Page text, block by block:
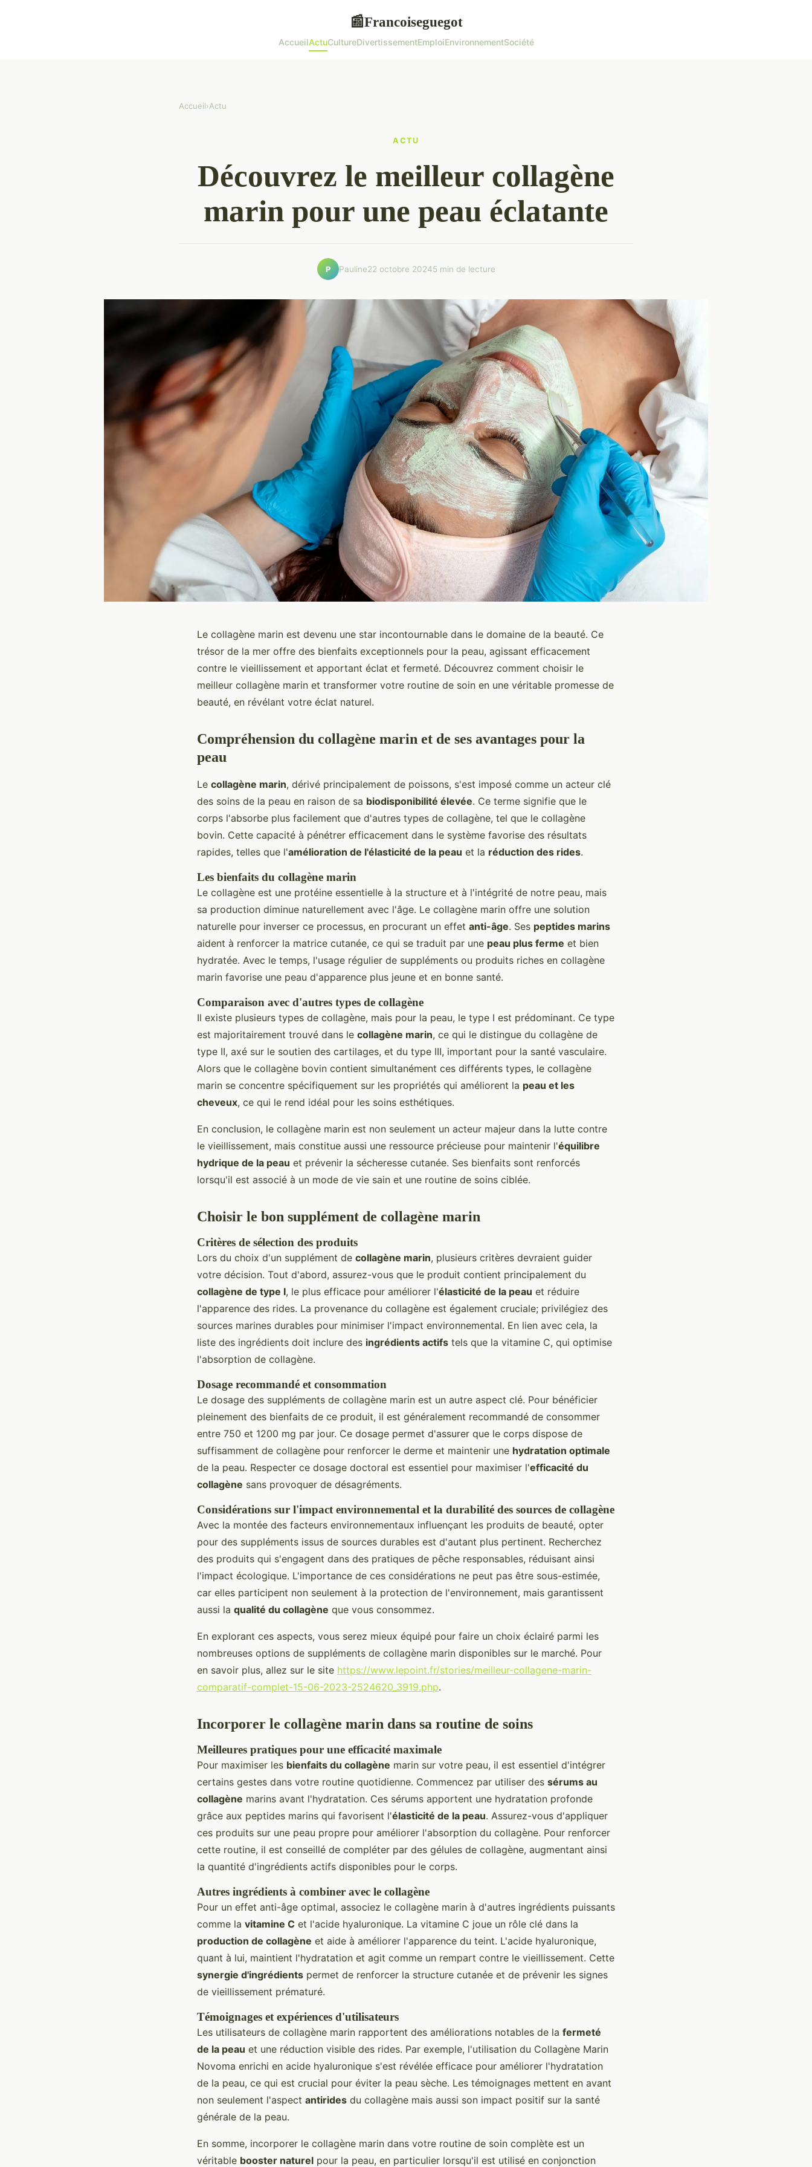
📰Francoiseguegot
AccueilActuCultureDivertissementEmploiEnvironnementSociété
Accueil›Actu
ACTU
Découvrez le meilleur collagène
marin pour une peau éclatante
P Pauline22 octobre 20245 min de lecture
Le collagène marin est devenu une star incontournable dans le domaine de la beauté. Ce
trésor de la mer offre des bienfaits exceptionnels pour la peau, agissant efficacement
contre le vieillissement et apportant éclat et fermeté. Découvrez comment choisir le
meilleur collagène marin et transformer votre routine de soin en une véritable promesse de
beauté, en révélant votre éclat naturel.
Compréhension du collagène marin et de ses avantages pour la
peau
Le collagène marin, dérivé principalement de poissons, s'est imposé comme un acteur clé
des soins de la peau en raison de sa biodisponibilité élevée. Ce terme signifie que le
corps l'absorbe plus facilement que d'autres types de collagène, tel que le collagène
bovin. Cette capacité à pénétrer efficacement dans le système favorise des résultats
rapides, telles que l'amélioration de l'élasticité de la peau et la réduction des rides.
Les bienfaits du collagène marin
Le collagène est une protéine essentielle à la structure et à l'intégrité de notre peau, mais
sa production diminue naturellement avec l'âge. Le collagène marin offre une solution
naturelle pour inverser ce processus, en procurant un effet anti-âge. Ses peptides marins
aident à renforcer la matrice cutanée, ce qui se traduit par une peau plus ferme et bien
hydratée. Avec le temps, l'usage régulier de suppléments ou produits riches en collagène
marin favorise une peau d'apparence plus jeune et en bonne santé.
Comparaison avec d'autres types de collagène
Il existe plusieurs types de collagène, mais pour la peau, le type I est prédominant. Ce type
est majoritairement trouvé dans le collagène marin, ce qui le distingue du collagène de
type II, axé sur le soutien des cartilages, et du type III, important pour la santé vasculaire.
Alors que le collagène bovin contient simultanément ces différents types, le collagène
marin se concentre spécifiquement sur les propriétés qui améliorent la peau et les
cheveux, ce qui le rend idéal pour les soins esthétiques.
En conclusion, le collagène marin est non seulement un acteur majeur dans la lutte contre
le vieillissement, mais constitue aussi une ressource précieuse pour maintenir l'équilibre
hydrique de la peau et prévenir la sécheresse cutanée. Ses bienfaits sont renforcés
lorsqu'il est associé à un mode de vie sain et une routine de soins ciblée.
Choisir le bon supplément de collagène marin
Critères de sélection des produits
Lors du choix d'un supplément de collagène marin, plusieurs critères devraient guider
votre décision. Tout d'abord, assurez-vous que le produit contient principalement du
collagène de type I, le plus efficace pour améliorer l'élasticité de la peau et réduire
l'apparence des rides. La provenance du collagène est également cruciale; privilégiez des
sources marines durables pour minimiser l'impact environnemental. En lien avec cela, la
liste des ingrédients doit inclure des ingrédients actifs tels que la vitamine C, qui optimise
l'absorption de collagène.
Dosage recommandé et consommation
Le dosage des suppléments de collagène marin est un autre aspect clé. Pour bénéficier
pleinement des bienfaits de ce produit, il est généralement recommandé de consommer
entre 750 et 1200 mg par jour. Ce dosage permet d'assurer que le corps dispose de
suffisamment de collagène pour renforcer le derme et maintenir une hydratation optimale
de la peau. Respecter ce dosage doctoral est essentiel pour maximiser l'efficacité du
collagène sans provoquer de désagréments.
Considérations sur l'impact environnemental et la durabilité des sources de collagène
Avec la montée des facteurs environnementaux influençant les produits de beauté, opter
pour des suppléments issus de sources durables est d'autant plus pertinent. Recherchez
des produits qui s'engagent dans des pratiques de pêche responsables, réduisant ainsi
l'impact écologique. L'importance de ces considérations ne peut pas être sous-estimée,
car elles participent non seulement à la protection de l'environnement, mais garantissent
aussi la qualité du collagène que vous consommez.
En explorant ces aspects, vous serez mieux équipé pour faire un choix éclairé parmi les
nombreuses options de suppléments de collagène marin disponibles sur le marché. Pour
en savoir plus, allez sur le site https://www.lepoint.fr/stories/meilleur-collagene-marin-
comparatif-complet-15-06-2023-2524620_3919.php.
Incorporer le collagène marin dans sa routine de soins
Meilleures pratiques pour une efficacité maximale
Pour maximiser les bienfaits du collagène marin sur votre peau, il est essentiel d'intégrer
certains gestes dans votre routine quotidienne. Commencez par utiliser des sérums au
collagène marins avant l'hydratation. Ces sérums apportent une hydratation profonde
grâce aux peptides marins qui favorisent l'élasticité de la peau. Assurez-vous d'appliquer
ces produits sur une peau propre pour améliorer l'absorption du collagène. Pour renforcer
cette routine, il est conseillé de compléter par des gélules de collagène, augmentant ainsi
la quantité d'ingrédients actifs disponibles pour le corps.
Autres ingrédients à combiner avec le collagène
Pour un effet anti-âge optimal, associez le collagène marin à d'autres ingrédients puissants
comme la vitamine C et l'acide hyaluronique. La vitamine C joue un rôle clé dans la
production de collagène et aide à améliorer l'apparence du teint. L'acide hyaluronique,
quant à lui, maintient l'hydratation et agit comme un rempart contre le vieillissement. Cette
synergie d'ingrédients permet de renforcer la structure cutanée et de prévenir les signes
de vieillissement prématuré.
Témoignages et expériences d'utilisateurs
Les utilisateurs de collagène marin rapportent des améliorations notables de la fermeté
de la peau et une réduction visible des rides. Par exemple, l'utilisation du Collagène Marin
Novoma enrichi en acide hyaluronique s'est révélée efficace pour améliorer l'hydratation
de la peau, ce qui est crucial pour éviter la peau sèche. Les témoignages mettent en avant
non seulement l'aspect antirides du collagène mais aussi son impact positif sur la santé
générale de la peau.
En somme, incorporer le collagène marin dans votre routine de soin complète est un
véritable booster naturel pour la peau, en particulier lorsqu'il est utilisé en conjonction